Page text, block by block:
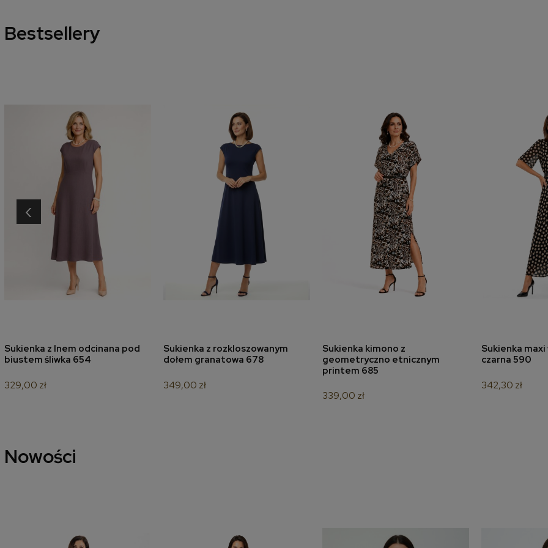
Bestsellery
dodaj do koszyka
Sukienka z lnem odcinana pod
biustem śliwka 654
329,00 zł
dodaj do koszyka
Sukienka z rozkloszowanym
dołem granatowa 678
349,00 zł
dodaj do koszyka
Sukienka kimono z
geometryczno etnicznym
printem 685
339,00 zł
dodaj
Sukienka
czarna 590
342,30 zł
‹
Nowości